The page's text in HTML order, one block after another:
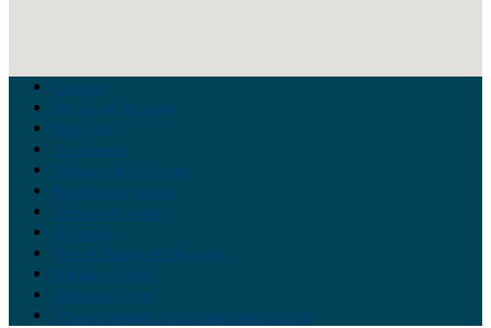
Главная
Война на Украине
Новости
Аналитика
Тайны Геополитики
Российские элиты
Теория заговора
Украина
Новый Мировой Порядок
Тайны истории
Обратная связь
Правила комментирования материалов